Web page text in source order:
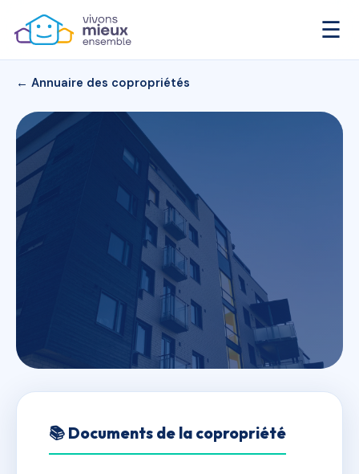
☰
← Annuaire des copropriétés
3 RUE KERVEGUEN
📚 Documents de la copropriété